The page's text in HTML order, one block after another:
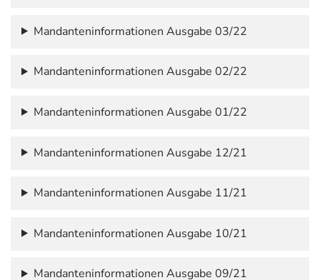
Mandanteninformationen Ausgabe 03/22
Mandanteninformationen Ausgabe 02/22
Mandanteninformationen Ausgabe 01/22
Mandanteninformationen Ausgabe 12/21
Mandanteninformationen Ausgabe 11/21
Mandanteninformationen Ausgabe 10/21
Mandanteninformationen Ausgabe 09/21